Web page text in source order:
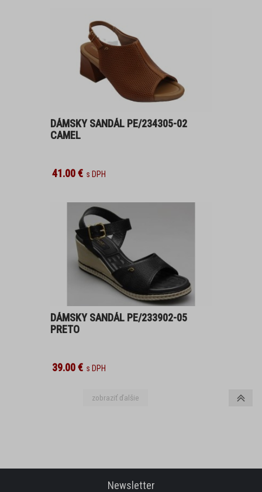
PANTOFLE, ŽABKY
POLOBOTKY
UNISEX
PROFI
DÁMSKA OBUV
ŠĽAPKY, ŽABKY
DOMÁCA OBUV
TENISKY
BALERÍNY
DÁMSKY SANDÁL PE/234305-02
CAMEL
41.00 €
DÁMSKY SANDÁL PE/233902-05
PRETO
39.00 €
Newsletter